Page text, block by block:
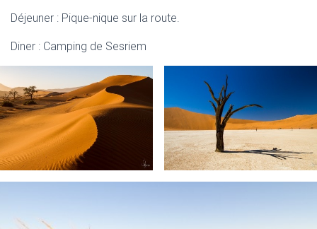
Déjeuner : Pique-nique sur la route.
Diner : Camping de Sesriem